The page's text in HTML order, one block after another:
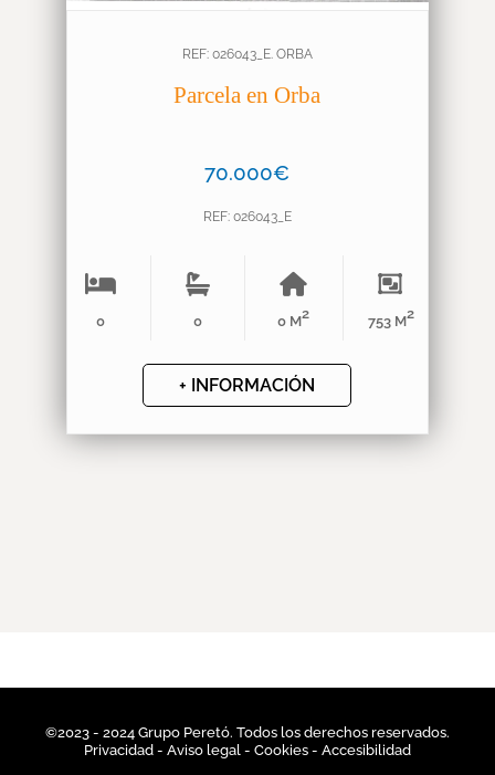
REF: 026043_E. ORBA
Parcela en Orba
70.000€
REF: 026043_E
0 0 0 M2 753 M2
+ INFORMACIÓN
©2023 - 2024 Grupo Peretó. Todos los derechos reservados.
Privacidad - Aviso legal - Cookies - Accesibilidad